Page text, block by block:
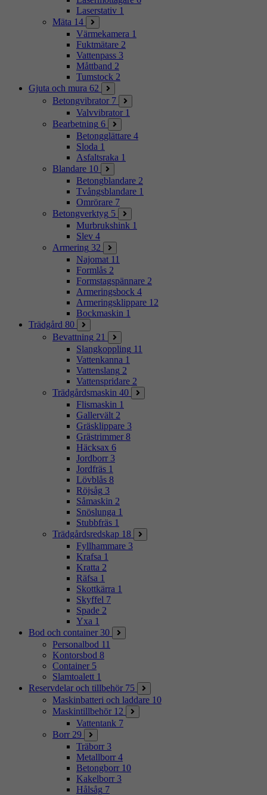
Laserstativ 1
Mäta 14
Värmekamera 1
Fuktmätare 2
Vattenpass 3
Måttband 2
Tumstock 2
Gjuta och mura 62
Betongvibrator 7
Valvvibrator 1
Bearbetning 6
Betongglättare 4
Sloda 1
Asfaltsraka 1
Blandare 10
Betongblandare 2
Tvångsblandare 1
Omrörare 7
Betongverktyg 5
Murbrukshink 1
Slev 4
Armering 32
Najomat 11
Formlås 2
Formstagspännare 2
Armeringsbock 4
Armeringsklippare 12
Bockmaskin 1
Trädgård 80
Bevattning 21
Slangkoppling 11
Vattenkanna 1
Vattenslang 2
Vattenspridare 2
Trädgårdsmaskin 40
Flismaskin 1
Gallervält 2
Gräsklippare 3
Grästrimmer 8
Häcksax 6
Jordborr 3
Jordfräs 1
Lövblås 8
Röjsåg 3
Såmaskin 2
Snöslunga 1
Stubbfräs 1
Trädgårdsredskap 18
Fyllhammare 3
Krafsa 1
Kratta 2
Räfsa 1
Skottkärra 1
Skyffel 7
Spade 2
Yxa 1
Bod och container 30
Personalbod 11
Kontorsbod 8
Container 5
Slamtoalett 1
Reservdelar och tillbehör 75
Maskinbatteri och laddare 10
Maskintillbehör 12
Vattentank 7
Borr 29
Träborr 3
Metallborr 4
Betongborr 10
Kakelborr 3
Hålsåg 7